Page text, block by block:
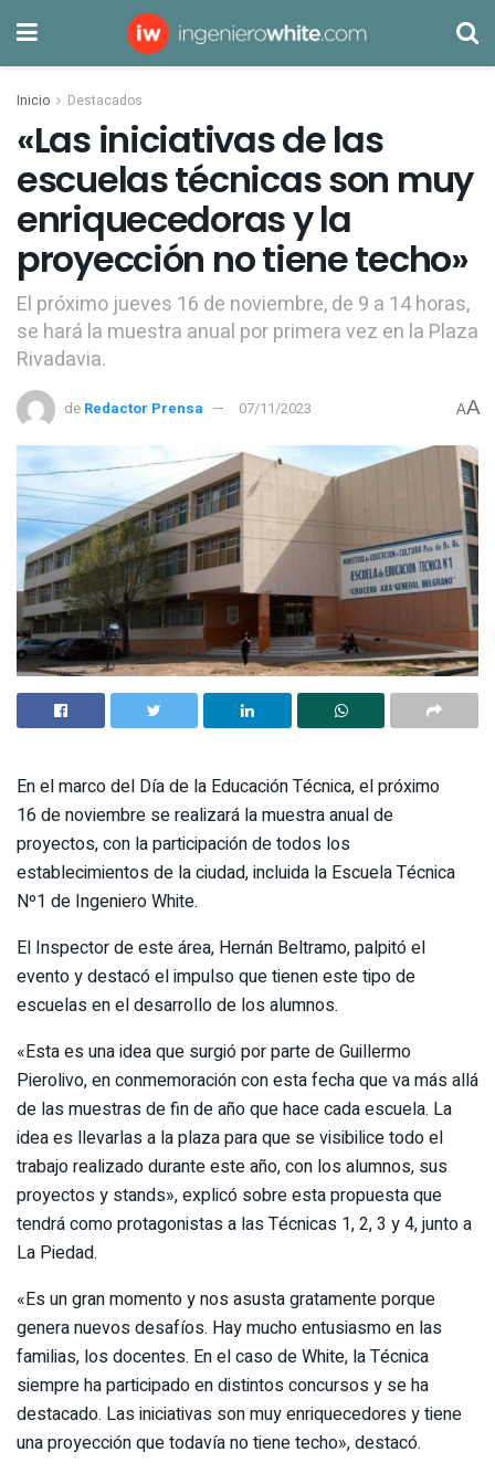
Inicio Destacados
«Las iniciativas de las
escuelas técnicas son muy
enriquecedoras y la
proyección no tiene techo»
El próximo jueves 16 de noviembre, de 9 a 14 horas,
se hará la muestra anual por primera vez en la Plaza
Rivadavia.
de Redactor Prensa 07/11/2023 AA
En el marco del Día de la Educación Técnica, el próximo
16 de noviembre se realizará la muestra anual de
proyectos, con la participación de todos los
establecimientos de la ciudad, incluida la Escuela Técnica
Nº1 de Ingeniero White.
El Inspector de este área, Hernán Beltramo, palpitó el
evento y destacó el impulso que tienen este tipo de
escuelas en el desarrollo de los alumnos.
«Esta es una idea que surgió por parte de Guillermo
Pierolivo, en conmemoración con esta fecha que va más allá
de las muestras de fin de año que hace cada escuela. La
idea es llevarlas a la plaza para que se visibilice todo el
trabajo realizado durante este año, con los alumnos, sus
proyectos y stands», explicó sobre esta propuesta que
tendrá como protagonistas a las Técnicas 1, 2, 3 y 4, junto a
La Piedad.
«Es un gran momento y nos asusta gratamente porque
genera nuevos desafíos. Hay mucho entusiasmo en las
familias, los docentes. En el caso de White, la Técnica
siempre ha participado en distintos concursos y se ha
destacado. Las iniciativas son muy enriquecedores y tiene
una proyección que todavía no tiene techo», destacó.